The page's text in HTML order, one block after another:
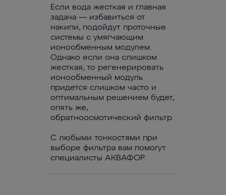
Если вода жесткая и главная
задача — избавиться от
накипи, подойдут проточные
системы с умягчающим
ионообменным модулем.
Однако если она слишком
жесткая, то регенерировать
ионообменный модуль
придется слишком часто и
оптимальным решением будет,
опять же,
обратноосмотический фильтр.
С любыми тонкостями при
выборе фильтра вам помогут
специалисты АКВАФОР.